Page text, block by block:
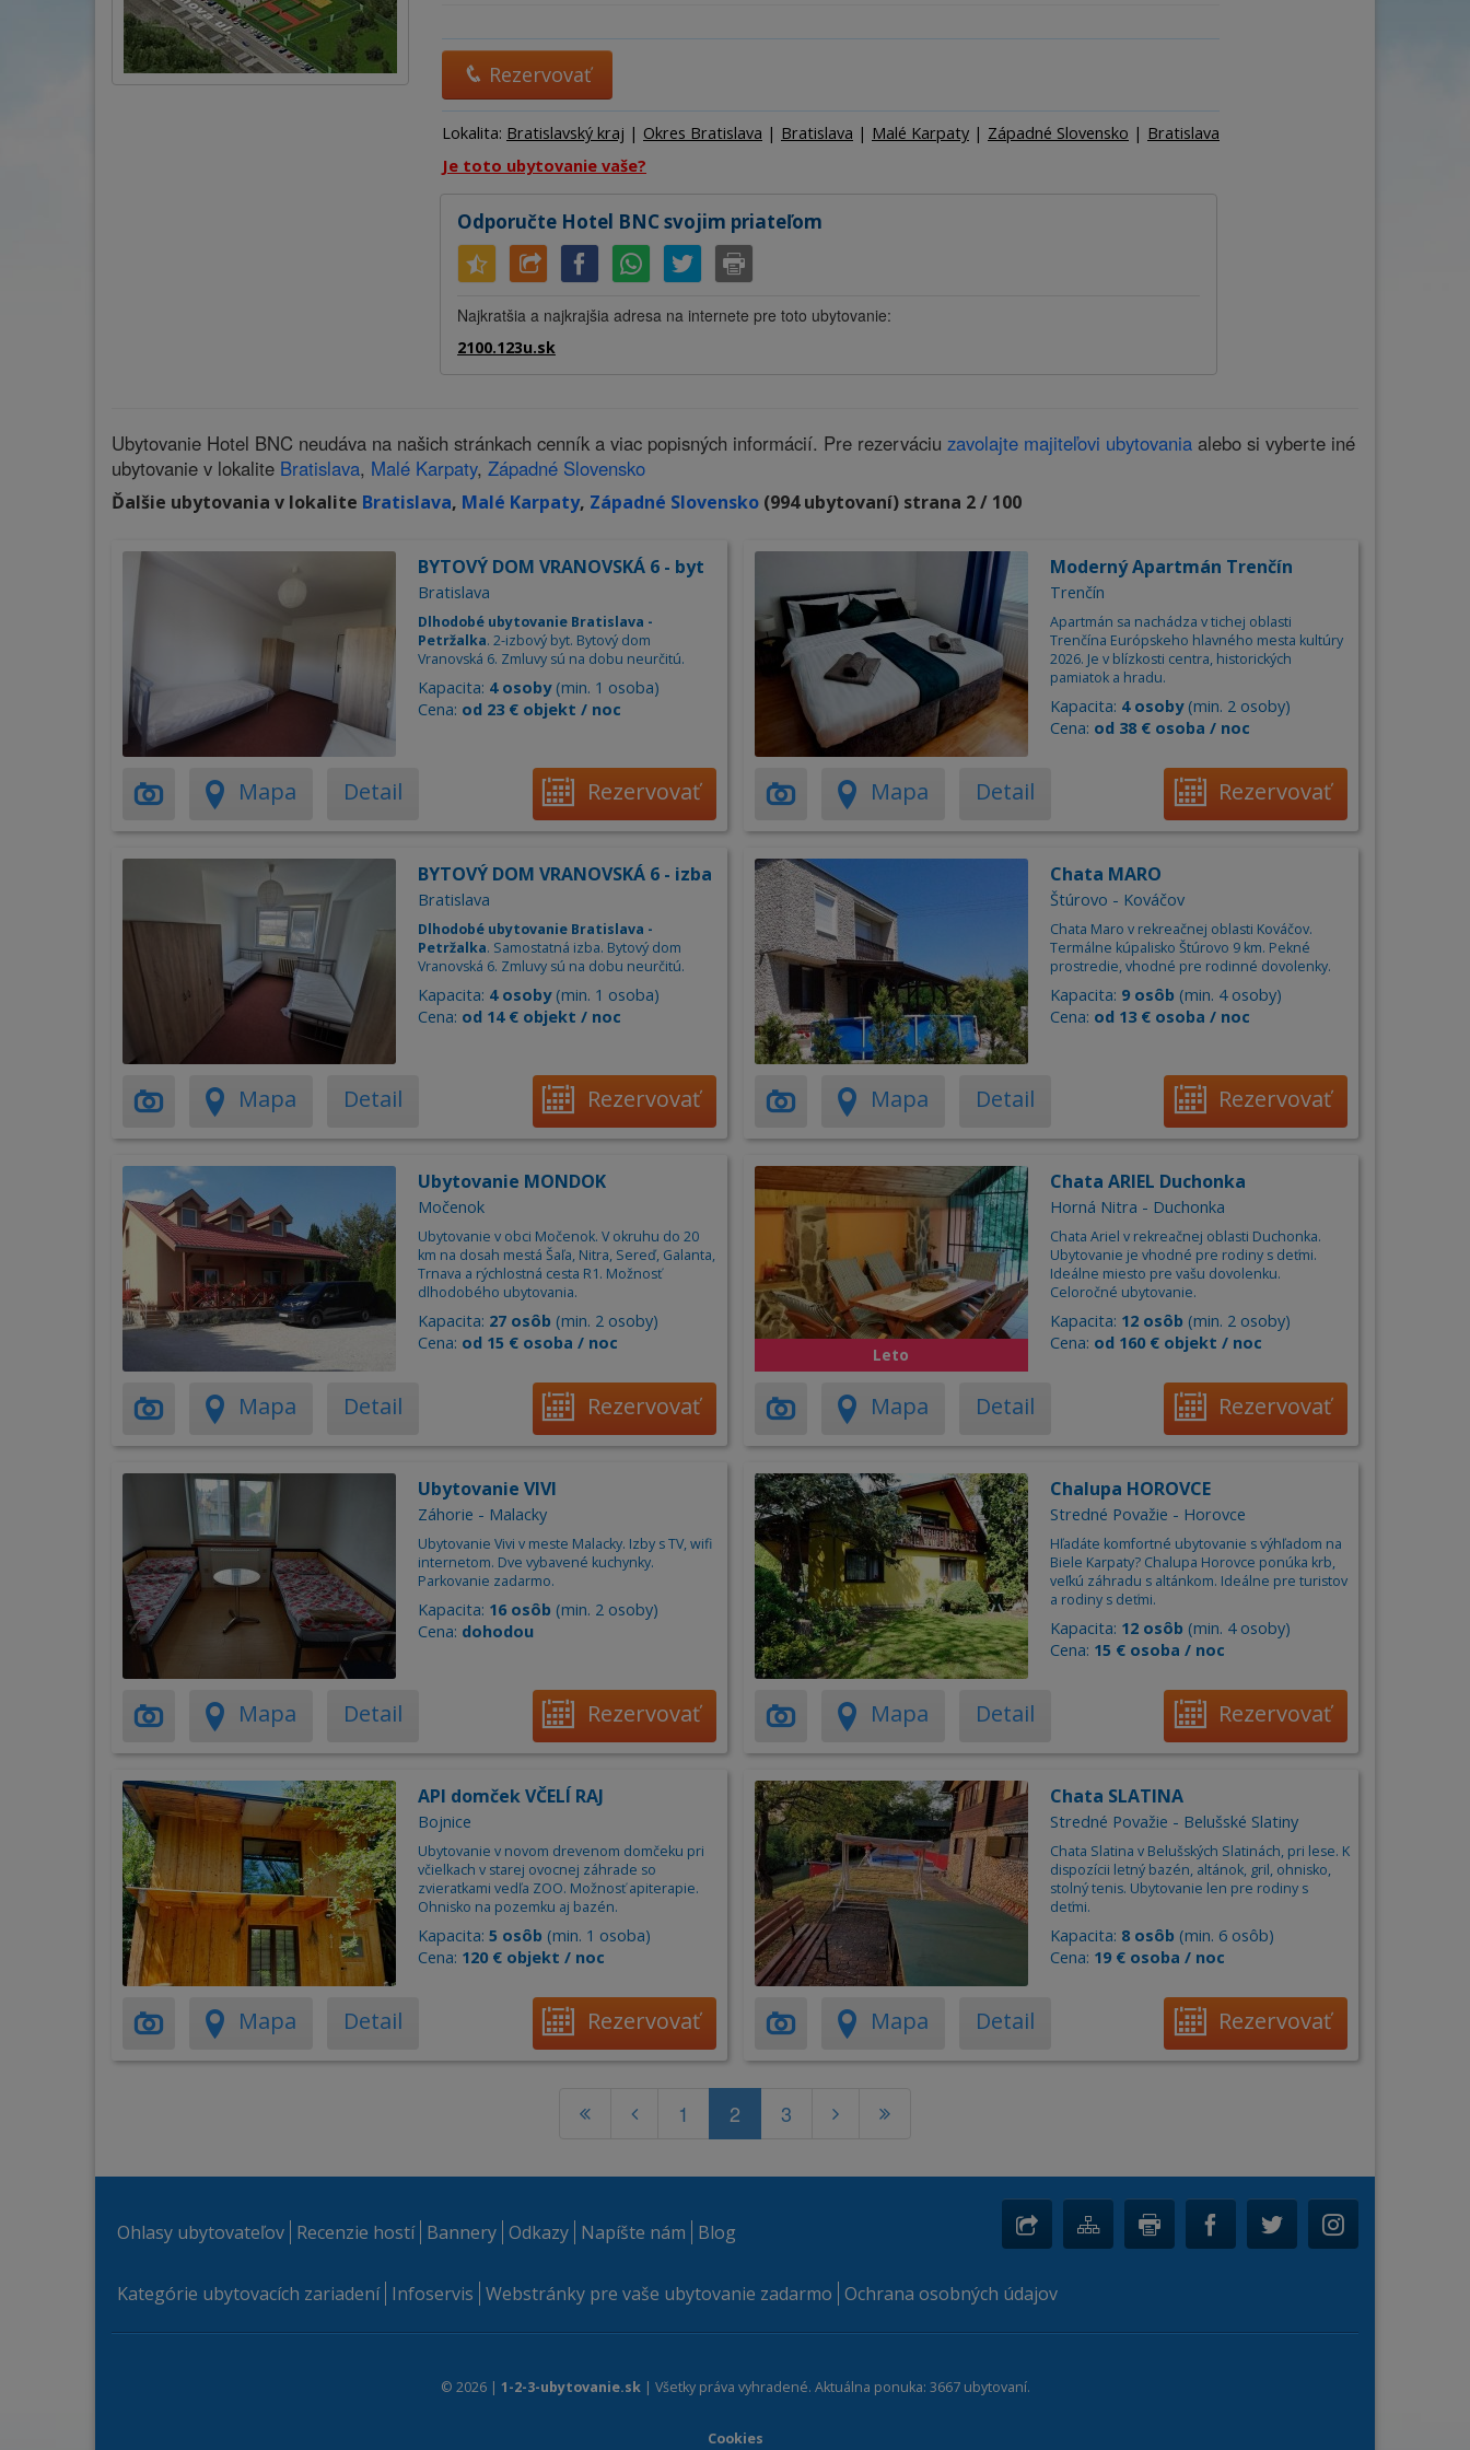
Hotel
Rezervovať
Lokalita: Bratislavský kraj | Okres Bratislava | Bratislava | Malé Karpaty | Západné Slovensko | Bratislava
Je toto ubytovanie vaše?
Odporučte Hotel BNC svojim priateľom
Najkratšia a najkrajšia adresa na internete pre toto ubytovanie:
2100.123u.sk
Ubytovanie Hotel BNC neudáva na našich stránkach cenník a viac popisných informácií. Pre rezerváciu zavolajte majiteľovi ubytovania alebo si vyberte iné
ubytovanie v lokalite Bratislava, Malé Karpaty, Západné Slovensko
Ďalšie ubytovania v lokalite Bratislava, Malé Karpaty, Západné Slovensko (994 ubytovaní) strana 2 / 100
BYTOVÝ DOM VRANOVSKÁ 6 - byt
Bratislava
Dlhodobé ubytovanie Bratislava -
Petržalka. 2-izbový byt. Bytový dom
Vranovská 6. Zmluvy sú na dobu neurčitú.
Kapacita: 4 osoby(min. 1 osoba)
Cena: od 23 € objekt / noc
Mapa Detail Rezervovať
Moderný Apartmán Trenčín
Trenčín
Apartmán sa nachádza v tichej oblasti
Trenčína Európskeho hlavného mesta kultúry
2026. Je v blízkosti centra, historických
pamiatok a hradu.
Kapacita: 4 osoby(min. 2 osoby)
Cena: od 38 € osoba / noc
Mapa Detail Rezervovať
BYTOVÝ DOM VRANOVSKÁ 6 - izba
Bratislava
Dlhodobé ubytovanie Bratislava -
Petržalka. Samostatná izba. Bytový dom
Vranovská 6. Zmluvy sú na dobu neurčitú.
Kapacita: 4 osoby(min. 1 osoba)
Cena: od 14 € objekt / noc
Mapa Detail Rezervovať
Chata MARO
Štúrovo - Kováčov
Chata Maro v rekreačnej oblasti Kováčov.
Termálne kúpalisko Štúrovo 9 km. Pekné
prostredie, vhodné pre rodinné dovolenky.
Kapacita: 9 osôb (min. 4 osoby)
Cena: od 13 € osoba / noc
Mapa Detail Rezervovať
Ubytovanie MONDOK
Močenok
Ubytovanie v obci Močenok. V okruhu do 20
km na dosah mestá Šaľa, Nitra, Sereď, Galanta,
Trnava a rýchlostná cesta R1. Možnosť
dlhodobého ubytovania.
Kapacita: 27 osôb (min. 2 osoby)
Cena: od 15 € osoba / noc
Mapa Detail Rezervovať
Leto
Chata ARIEL Duchonka
Horná Nitra - Duchonka
Chata Ariel v rekreačnej oblasti Duchonka.
Ubytovanie je vhodné pre rodiny s deťmi.
Ideálne miesto pre vašu dovolenku.
Celoročné ubytovanie.
Kapacita: 12 osôb (min. 2 osoby)
Cena: od 160 € objekt / noc
Mapa Detail Rezervovať
Ubytovanie VIVI
Záhorie - Malacky
Ubytovanie Vivi v meste Malacky. Izby s TV, wifi
internetom. Dve vybavené kuchynky.
Parkovanie zadarmo.
Kapacita: 16 osôb (min. 2 osoby)
Cena: dohodou
Mapa Detail Rezervovať
Chalupa HOROVCE
Stredné Považie - Horovce
Hľadáte komfortné ubytovanie s výhľadom na
Biele Karpaty? Chalupa Horovce ponúka krb,
veľkú záhradu s altánkom. Ideálne pre turistov
a rodiny s deťmi.
Kapacita: 12 osôb (min. 4 osoby)
Cena: 15 € osoba / noc
Mapa Detail Rezervovať
API domček VČELÍ RAJ
Bojnice
Ubytovanie v novom drevenom domčeku pri
včielkach v starej ovocnej záhrade so
zvieratkami vedľa ZOO. Možnosť apiterapie.
Ohnisko na pozemku aj bazén.
Kapacita: 5 osôb (min. 1 osoba)
Cena: 120 € objekt / noc
Mapa Detail Rezervovať
Chata SLATINA
Stredné Považie - Belušské Slatiny
Chata Slatina v Belušských Slatinách, pri lese. K
dispozícii letný bazén, altánok, gril, ohnisko,
stolný tenis. Ubytovanie len pre rodiny s
deťmi.
Kapacita: 8 osôb (min. 6 osôb)
Cena: 19 € osoba / noc
Mapa Detail Rezervovať
1 2 3
Ohlasy ubytovateľov Recenzie hostí Bannery Odkazy Napíšte nám Blog
Kategórie ubytovacích zariadení Infoservis Webstránky pre vaše ubytovanie zadarmo Ochrana osobných údajov
© 2026 | 1-2-3-ubytovanie.sk| Všetky práva vyhradené. Aktuálna ponuka: 3667 ubytovaní.
Cookies